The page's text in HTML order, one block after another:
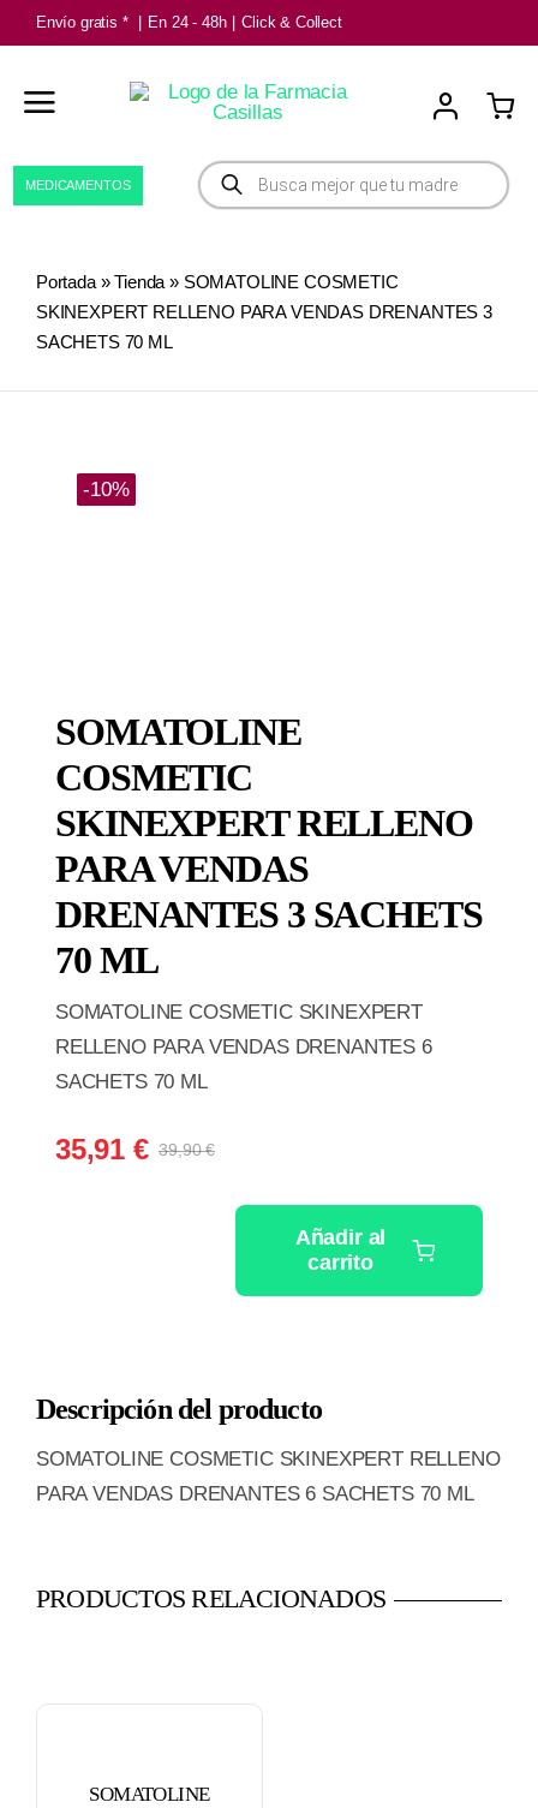
Saltar
al
contenido
Envío gratis * En 24 - 48h Click & Collect
Búsqueda
de
productos
MEDICAMENTOS
Portada»Tienda » SOMATOLINE COSMETIC
SKINEXPERT RELLENO PARA VENDAS DRENANTES 3
SACHETS 70 ML
-10%
SOMATOLINE
COSMETIC
SKINEXPERT RELLENO
PARA VENDAS
DRENANTES 3 SACHETS
70 ML
SOMATOLINE COSMETIC SKINEXPERT
RELLENO PARA VENDAS DRENANTES 6
SACHETS 70 ML
39,90€El
precio
original
39,90 €.
35,91 €
El
precio
35,91 €.
PARA
ML
Añadir al
carrito
Descripción del producto
SOMATOLINE COSMETIC SKINEXPERT RELLENO
PARA VENDAS DRENANTES 6 SACHETS 70 ML
PRODUCTOS RELACIONADOS
SOMATOLINE